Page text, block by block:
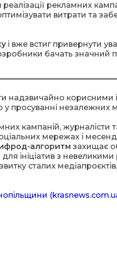
рекламних
витрати та
і вже встиг привернути
бачать значний
надзвичайно корисними
у просуванні незалежних
кампаній, журналісти
мережах і
алгоритм захищає
ініціатив з
сталих